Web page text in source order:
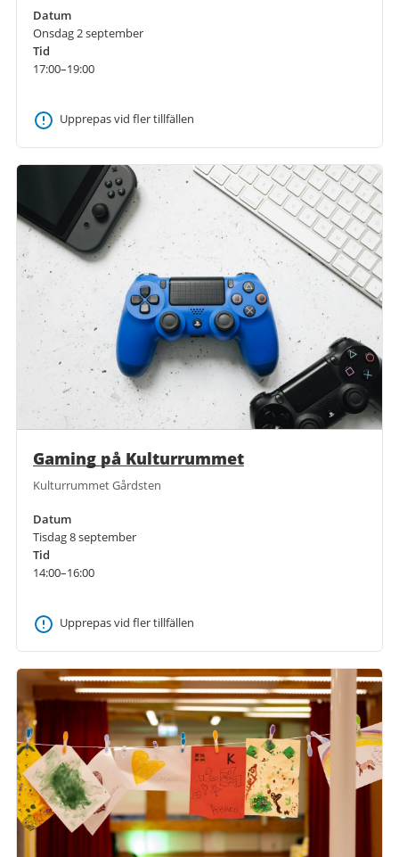
Datum
Onsdag 2 september
Tid
17:00–19:00
Upprepas vid fler tillfällen
Gaming på Kulturrummet
Kulturrummet Gårdsten
Datum
Tisdag 8 september
Tid
14:00–16:00
Upprepas vid fler tillfällen